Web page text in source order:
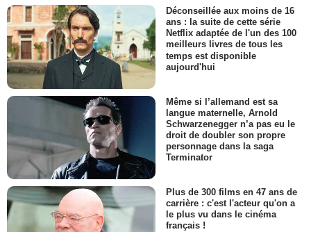
Déconseillée aux moins de 16
ans : la suite de cette série
Netflix adaptée de l'un des 100
meilleurs livres de tous les
temps est disponible
aujourd'hui
Même si l’allemand est sa
langue maternelle, Arnold
Schwarzenegger n’a pas eu le
droit de doubler son propre
personnage dans la saga
Terminator
Plus de 300 films en 47 ans de
carrière : c'est l'acteur qu'on a
le plus vu dans le cinéma
français !